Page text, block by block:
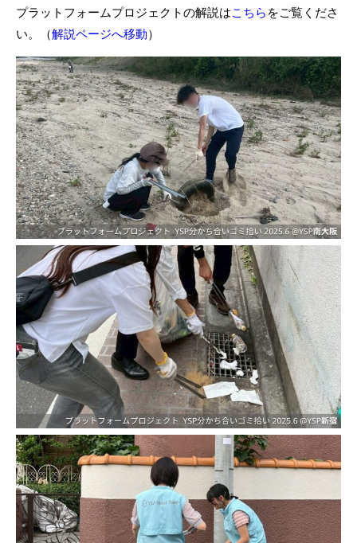
プラットフォームプロジェクトの解説はこちら をご覧くださ
い。（解説ページへ移動）